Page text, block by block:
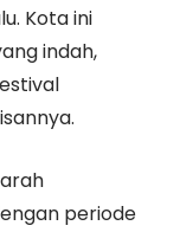
Kota ini
indah,
periode